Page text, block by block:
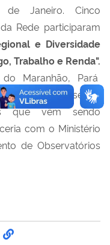
Janeiro. Cinco
Rede participaram
e Diversidade
Trabalho e Renda".
Maranhão, Pará
de apresentar
que vêm sendo
com o Ministério
de Observatórios
por Facebook
por Twitter
por
Compartilhe por
link para Copiar